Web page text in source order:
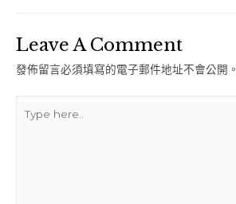
Leave A Comment
發佈留言必須填寫的電子郵件地址不會公開。